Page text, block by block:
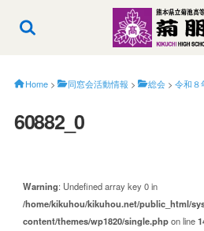
Home > 同窓会活動情報 > 総会 >令和８
60882_0
Warning: Undefined array key 0 in
/home/kikuhou/kikuhou.net/public_html/
content/themes/wp1820/single.phpon line